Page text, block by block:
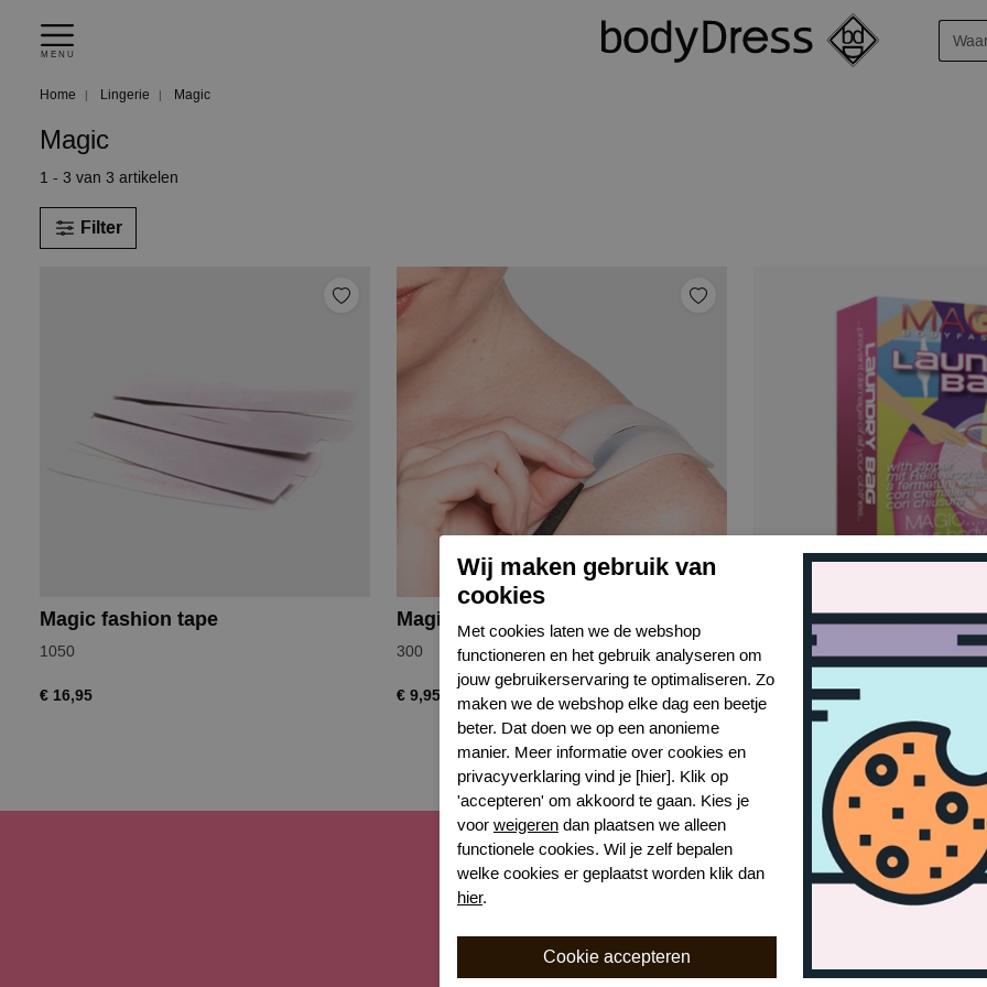
MENU
Home Lingerie Magic
Magic
1 - 3 van 3 artikelen
Filter
Magic fashion tape
1050
€ 16,95
Magic shoulder cushion
300
€ 9,95
Magic laundry bag
White
€ 12,99
Schrijf je nu in voor de nieuwsbrief
collecties, laatste trends én acties. Laat je inspireren!
Wij maken gebruik van
cookies
Met cookies laten we de webshop
functioneren en het gebruik analyseren om
jouw gebruikerservaring te optimaliseren. Zo
maken we de webshop elke dag een beetje
beter. Dat doen we op een anonieme
manier. Meer informatie over cookies en
privacyverklaring vind je [hier]. Klik op
'accepteren' om akkoord te gaan. Kies je
voor weigeren dan plaatsen we alleen
functionele cookies. Wil je zelf bepalen
welke cookies er geplaatst worden klik dan
hier.